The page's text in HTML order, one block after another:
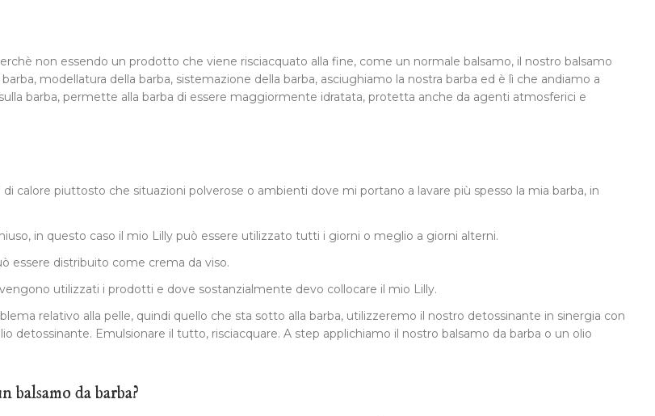
non essendo un prodotto che viene risciacquato alla fine, come un normale balsamo, il nostro balsamo
modellatura della barba, sistemazione della barba, asciughiamo la nostra barba ed è lì che andiamo a
barba, permette alla barba di essere maggiormente idratata, protetta anche da agenti atmosferici e
calore piuttosto che situazioni polverose o ambienti dove mi portano a lavare più spesso la mia barba, in
in questo caso il mio Lilly può essere utilizzato tutti i giorni o meglio a giorni alterni.
essere distribuito come crema da viso.
utilizzati i prodotti e dove sostanzialmente devo collocare il mio Lilly.
relativo alla pelle, quindi quello che sta sotto alla barba, utilizzeremo il nostro detossinante in sinergia con
detossinante. Emulsionare il tutto, risciacquare. A step applichiamo il nostro balsamo da barba o un olio
da barba?